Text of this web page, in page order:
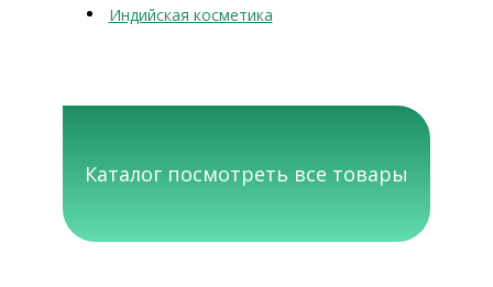
Индийская косметика
Каталог посмотреть все товары